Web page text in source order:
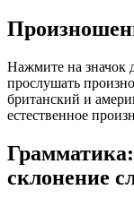
Нажмите на значок
прослушать
британский и
естественное
склонение